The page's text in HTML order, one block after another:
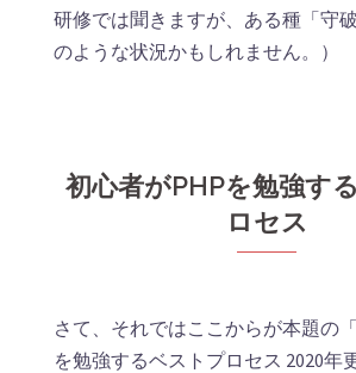
研修では聞きますが、ある種「守
のような状況かもしれません。）
初心者がPHPを勉強す
ロセス
さて、それではここからが本題の
を勉強するベストプロセス 2020年